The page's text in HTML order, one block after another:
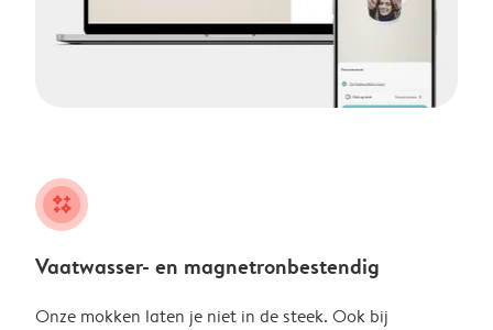
night
Vaatwasser- en magnetronbestendig
Onze mokken laten je niet in de steek. Ook bij